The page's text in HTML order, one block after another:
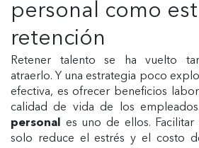
personal como
retención
Retener talento se ha vuelto
atraerlo. Y una estrategia poco
efectiva, es ofrecer beneficios
calidad de vida de los
personal
es uno de ellos.
solo reduce el estrés y el costo